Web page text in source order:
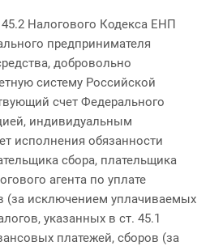
45.2 Налогового Кодекса ЕНП
предпринимателя
добровольно
систему Российской
счет Федерального
индивидуальным
исполнения обязанности
сбора, плательщика
агента по уплате
(за исключением уплачиваемых
указанных в ст. 45.1
платежей, сборов (за